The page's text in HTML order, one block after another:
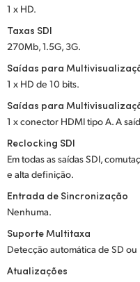
South Africa
Sweden
Chinese Taipei
Turkey
United Kingdom
1 x HD.
Taxas SDI
270Mb, 1.5G, 3G.
Saídas para
1 x HD de 10 bits.
Saídas para
1 x conector HDMI tipo A. A
Reclocking SDI
Em todas as saídas SDI,
e alta definição.
Entrada de Sincronização
Nenhuma.
Suporte Multitaxa
Detecção automática de SD ou
Atualizações